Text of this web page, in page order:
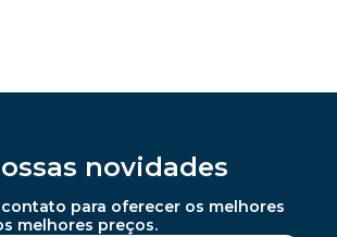
novidades
para oferecer os melhores
melhores preços.